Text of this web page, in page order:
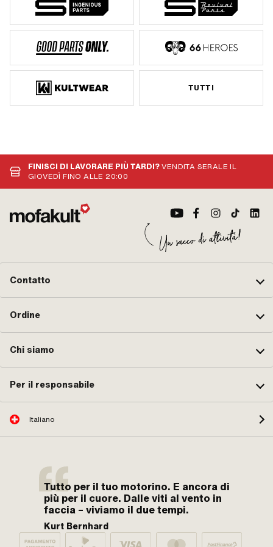
TUTTI
FINISCI DI LAVORARE PIÙ TARDI?VENDITA SERALE IL
GIOVEDÌ FINO ALLE 20:00
Contatto
Ordine
Chi siamo
Per il responsabile
Italiano
Tutto per il tuo motorino. E ancora di
più per il cuore. Dalle viti al vento in
faccia – viviamo il due tempi.
Kurt Bernhard